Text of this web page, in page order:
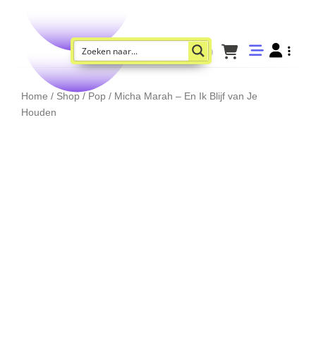
Home / Shop/ Pop / Micha Marah – En Ik Blijf van Je
Houden